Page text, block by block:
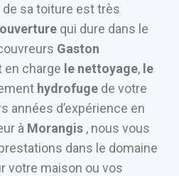
de sa toiture est très
qui dure dans le
Gaston
en charge le nettoyage, le
hydrofuge de votre
années d’expérience en
à Morangis , nous vous
dans le domaine
votre maison ou vos